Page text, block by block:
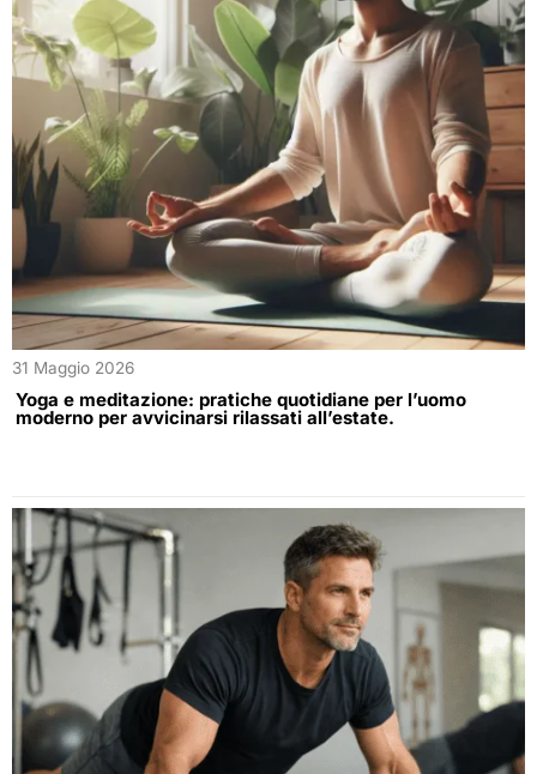
31 Maggio 2026
Yoga e meditazione: pratiche quotidiane per l’uomo
moderno per avvicinarsi rilassati all’estate.